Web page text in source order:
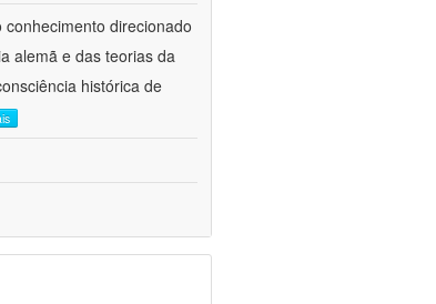
direcionado
alemã e das teorias da
histórica de